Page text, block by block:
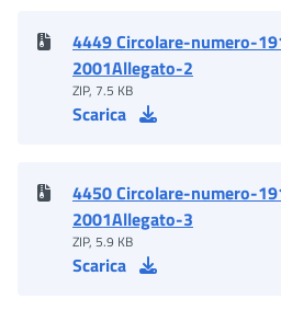
4449 Circolare-numero-
2001Allegato-2
ZIP, 7.5 KB
Scarica
4450 Circolare-numero-
2001Allegato-3
ZIP, 5.9 KB
Scarica